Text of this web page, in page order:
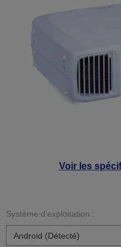
Voir les
Système d’exploitation :